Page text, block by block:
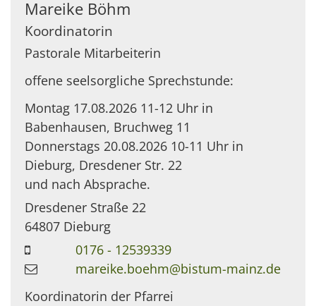
Mareike Böhm
Koordinatorin
Pastorale Mitarbeiterin
offene seelsorgliche Sprechstunde:
Montag 17.08.2026 11-12 Uhr in
Babenhausen, Bruchweg 11
Donnerstags 20.08.2026 10-11 Uhr in
Dieburg, Dresdener Str. 22
und nach Absprache.
Dresdener Straße 22
64807 Dieburg
0176 - 12539339
mareike.boehm@bistum-mainz.de
Koordinatorin der Pfarrei